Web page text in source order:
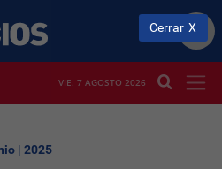
VIE. 7 AGOSTO 2026
| 2025
Cerrar